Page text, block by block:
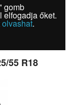
gomb
elfogadja őket.
olvashat.
55 R18